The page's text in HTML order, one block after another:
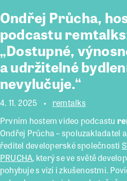
Ondřej Průcha,
podcastu
„Dostupné,
a udržitelné
nevylučuje.“
4. 11. 2025
remtalks
Prvním hostem video podcastu
Ondřej Průcha – spoluzakladatel
ředitel developerské společnosti
PRUCHA, který se ve světě
pohybuje s vizí i zkušenostmi.